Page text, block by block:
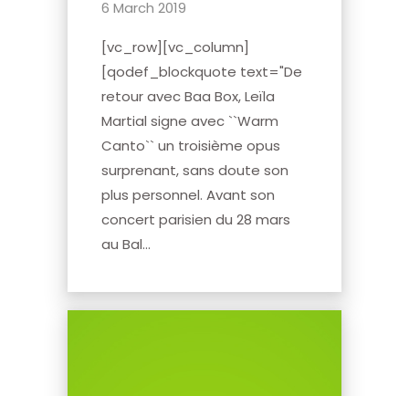
6 March 2019
[vc_row][vc_column]
[qodef_blockquote text="De
retour avec Baa Box, Leïla
Martial signe avec ``Warm
Canto`` un troisième opus
surprenant, sans doute son
plus personnel. Avant son
concert parisien du 28 mars
au Bal...